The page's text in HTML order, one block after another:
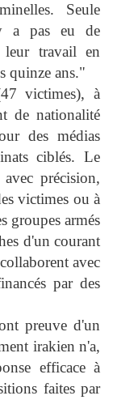
Seule
a pas eu de
leur travail en
quinze ans."
victimes), à
de nationalité
des médias
ciblés. Le
précision,
victimes ou à
groupes armés
d'un courant
avec
par des
preuve d'un
irakien n'a,
efficace à
faites par